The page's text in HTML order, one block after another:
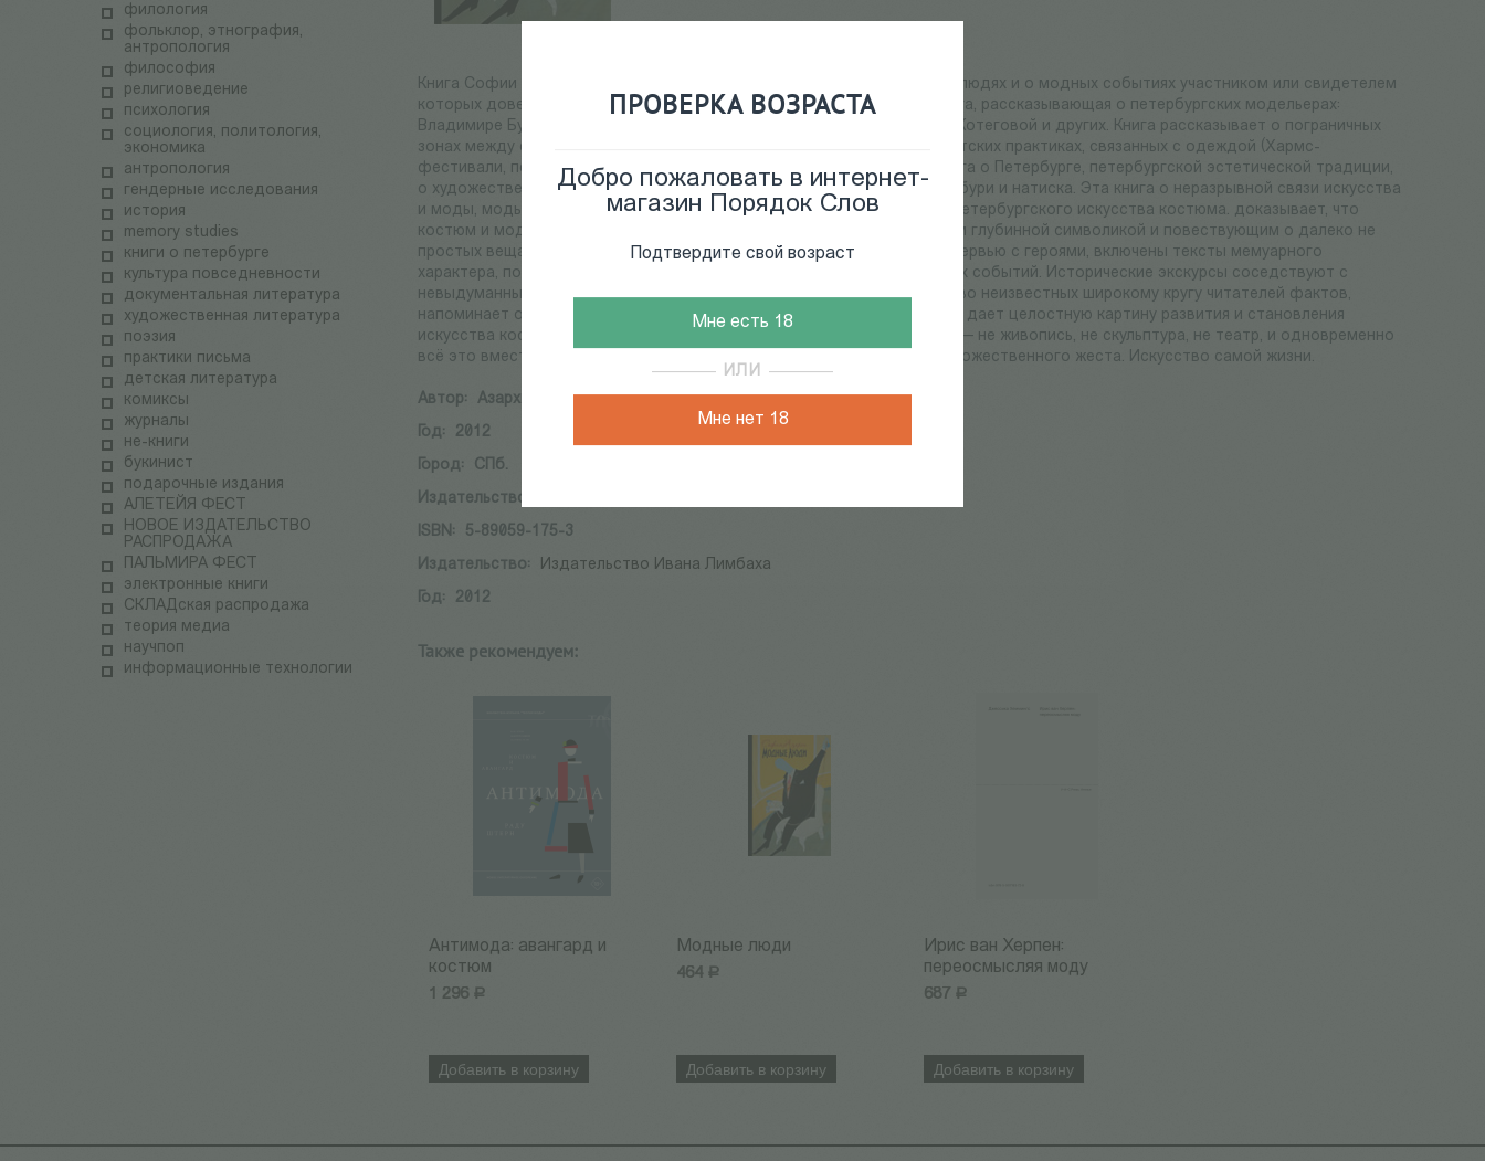
ПРОВЕРКА ВОЗРАСТА
Добро пожаловать в интернет-
магазин Порядок Слов
Подтвердите свой возраст
Мне есть 18
ИЛИ
Мне нет 18
филология
фольклор, этнография,
антропология
философия
религиоведение
психология
социология, политология,
экономика
антропология
гендерные исследования
история
memory studies
книги о петербурге
культура повседневности
документальная литература
художественная литература
поэзия
практики письма
детская литература
комиксы
журналы
не-книги
букинист
подарочные издания
АЛЕТЕЙЯ ФЕСТ
НОВОЕ ИЗДАТЕЛЬСТВО
РАСПРОДАЖА
ПАЛЬМИРА ФЕСТ
электронные книги
СКЛАДская распродажа
теория медиа
научпоп
информационные технологии
Книга Софии Азархи — это книга о моде, о модной одежде, о модных людях и о модных событиях участником или свидетелем
которых довелось стать автору в 1990-е-2000-е годы. Это первая книга, рассказывающая о петербургских модельерах:
Владимире Бухиннике, Олеге Бирюкове, Татьяне Парфёновой, Татьяне Котеговой и других. Книга рассказывает о пограничных
зонах между современным искусством и модой — различных аюшонистских практиках, связанных с одеждой (Хармс-
фестивали, перформансы Глюкли и Цапли и т. п.). Вместе с тем эта книга о Петербурге, петербургской эстетической традиции,
о художественных процессах и культовых фигурах 90-х годов - годов бури и натиска. Эта книга о неразрывной связи искусства
и моды, моды и политики. Автор опровергает мнение об отсталости петербургского искусства костюма. доказывает, что
костюм и мода обладают собственным сложным языком, насыщенным глубинной символикой и повествующим о далеко не
простых вещах. В книге искусствоведческий анализ перемежается интервью с героями, включены тексты мемуарного
характера, поскольку автор был очевидцем и участником описываемых событий. Исторические экскурсы соседствуют с
невыдуманными петербургскими историями. Книга содержит множество неизвестных широкому кругу читателей фактов,
напоминает о забытых именах и явлениях петербургской культуры. Она дает целостную картину развития и становления
искусства костюма в постсоветском пространстве Петербурга. Мода — не живопись, не скульптура, не театр, и одновременно
всё это вместе взятое. Мода — искусство веселого, вызывающего художественного жеста. Искусство самой жизни.
Автор:
Азархи С.
Год:
2012
Город:
СПб.
Издательство:
ISBN:
5-89059-175-3
Издательство:
Издательство Ивана Лимбаха
Год:
2012
Также рекомендуем:
Антимода: авангард и
костюм
1 296 Р
Добавить в корзину
Модные люди
464 Р
Добавить в корзину
Ирис ван Херпен:
переосмысляя моду
687 Р
Добавить в корзину